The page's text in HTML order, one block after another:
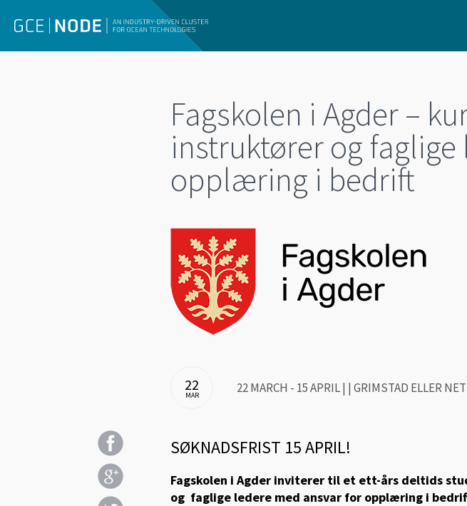
Fagskolen i Agder –
instruktører og
opplæring i bedrift
22
MAR 22 MARCH - 15 APRIL | | GRIMSTAD ELLER
SØKNADSFRIST 15 APRIL!
Fagskolen i Agder inviterer til et ett-års deltids
og faglige ledere med ansvar for opplæring i